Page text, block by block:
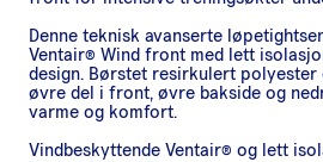
Denne teknisk avanserte
Ventair® Wind front med lett
design. Børstet resirkulert polyester
øvre del i front, øvre bakside og
varme og komfort.
Vindbeskyttende Ventair® og lett